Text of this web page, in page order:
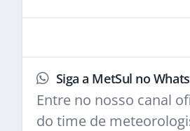
Siga a MetSul no
Entre no nosso canal
do time de